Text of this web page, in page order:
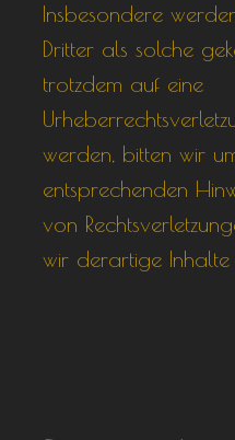
Insbesondere
Dritter als solche
trotzdem auf eine
werden, bitten wir
entsprechenden
von
wir derartige Inhalte